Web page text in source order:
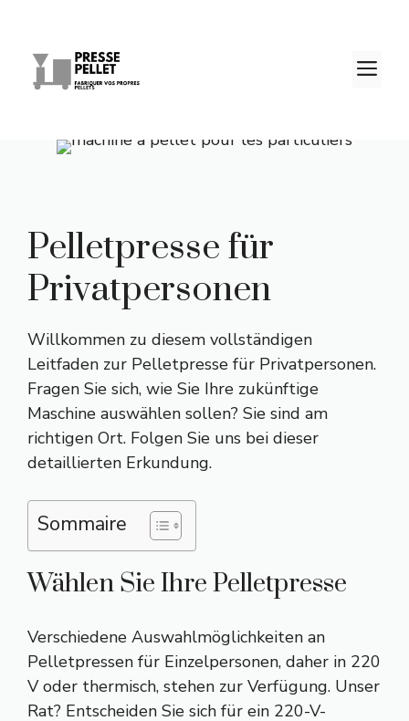
springen
Pelletpresse für
Privatpersonen
Willkommen zu diesem vollständigen
Leitfaden zur Pelletpresse für Privatpersonen.
Fragen Sie sich, wie Sie Ihre zukünftige
Maschine auswählen sollen? Sie sind am
richtigen Ort. Folgen Sie uns bei dieser
detaillierten Erkundung.
Sommaire
Wählen Sie Ihre Pelletpresse
Verschiedene Auswahlmöglichkeiten an
Pelletpressen für Einzelpersonen, daher in 220
V oder thermisch, stehen zur Verfügung. Unser
Rat? Entscheiden Sie sich für ein 220-V-